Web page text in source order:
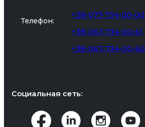
Телефон:
+38-077-734-00-00
+38-067-734-00-61
+38-067-734-00-60
Социальная сеть: